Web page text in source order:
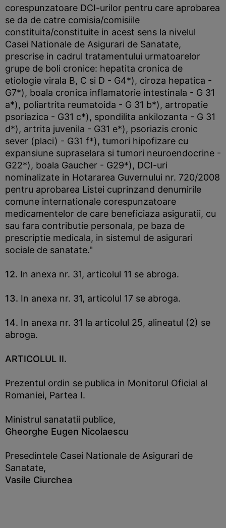
corespunzatoare DCI-urilor pentru care aprobarea
se da de catre comisia/comisiile
constituita/constituite in acest sens la nivelul
Casei Nationale de Asigurari de Sanatate,
prescrise in cadrul tratamentului urmatoarelor
grupe de boli cronice: hepatita cronica de
etiologie virala B, C si D - G4*), ciroza hepatica -
G7*), boala cronica inflamatorie intestinala - G 31
a*), poliartrita reumatoida - G 31 b*), artropatie
psoriazica - G31 c*), spondilita ankilozanta - G 31
d*), artrita juvenila - G31 e*), psoriazis cronic
sever (placi) - G31 f*), tumori hipofizare cu
expansiune supraselara si tumori neuroendocrine -
G22*), boala Gaucher - G29*), DCI-uri
nominalizate in Hotararea Guvernului nr. 720/2008
pentru aprobarea Listei cuprinzand denumirile
comune internationale corespunzatoare
medicamentelor de care beneficiaza asiguratii, cu
sau fara contributie personala, pe baza de
prescriptie medicala, in sistemul de asigurari
sociale de sanatate."
12. In anexa nr. 31, articolul 11 se abroga.
13. In anexa nr. 31, articolul 17 se abroga.
14. In anexa nr. 31 la articolul 25, alineatul (2) se
abroga.
ARTICOLUL II.
Prezentul ordin se publica in Monitorul Oficial al
Romaniei, Partea I.
Ministrul sanatatii publice,
Gheorghe Eugen Nicolaescu
Presedintele Casei Nationale de Asigurari de
Sanatate,
Vasile Ciurchea